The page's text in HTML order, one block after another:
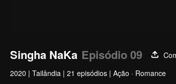
Singha NaKa Episódio 09
2020 | Tailândia | 21 episódios | Ação · Romance